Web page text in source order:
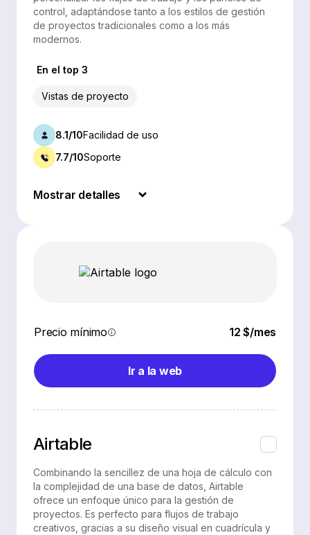
control, adaptándose tanto a los estilos de gestión
de proyectos tradicionales como a los más
modernos.
En el top 3
Vistas de proyecto
8.1/10Facilidad de uso
7.7/10Soporte
Mostrar detalles
Precio mínimo 12 $/mes
Ir a la web
Airtable
Combinando la sencillez de una hoja de cálculo con
la complejidad de una base de datos, Airtable
ofrece un enfoque único para la gestión de
proyectos. Es perfecto para flujos de trabajo
creativos, gracias a su diseño visual en cuadrícula y